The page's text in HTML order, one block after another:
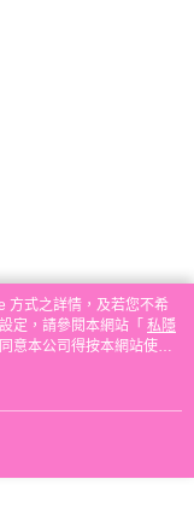
方式之詳情，及若您不希
定，請參閱本網站「 私隱
意本公司得按本網站使用